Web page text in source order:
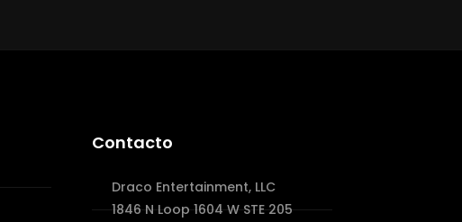
Contacto
Draco Entertainment, LLC
1846 N Loop 1604 W STE 205